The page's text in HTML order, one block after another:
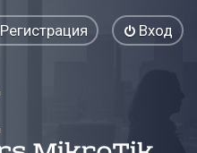
Вход
Регистрация